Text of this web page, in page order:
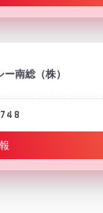
南総（株）